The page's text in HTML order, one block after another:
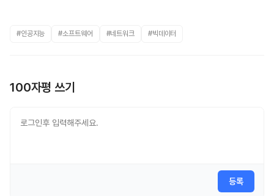
#인공지능 #소프트웨어 #네트워크 #빅데이터
100자평 쓰기
등록